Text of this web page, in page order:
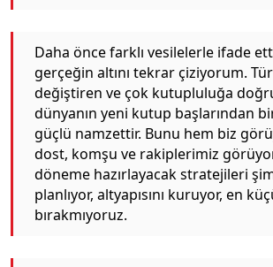
Daha önce farklı vesilelerle ifade
gerçeğin altını tekrar çiziyorum.
değiştiren ve çok kutupluluğa
dünyanın yeni kutup başlarından
güçlü namzettir. Bunu hem biz
dost, komşu ve rakiplerimiz
döneme hazırlayacak stratejileri
planlıyor, altyapısını kuruyor, en
bırakmıyoruz.